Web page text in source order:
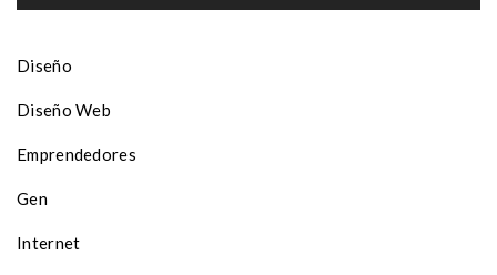
Diseño
Diseño Web
Emprendedores
Gen
Internet